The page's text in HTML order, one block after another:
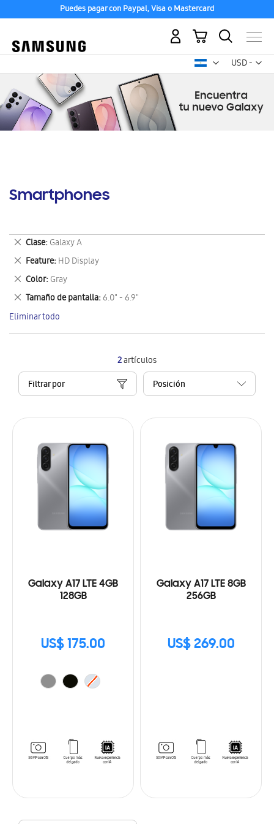
Puedes pagar con Paypal, Visa o Mastercard
USD -
dólar
Mi carrito
Smartphones
2artículos
Filtrar por
Galaxy A17 LTE 4GB
128GB
US$ 175.00
Galaxy A17 LTE 8GB
256GB
US$ 269.00
Clase Galaxy A
Eliminar
este
artículo
Feature HD Display
Eliminar
este
artículo
Color Gray
Eliminar
este
artículo
Tamaño de pantalla 6.0" - 6.9"
Eliminar
este
artículo
Eliminar todo